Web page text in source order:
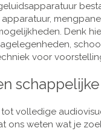
Denk
voor
volledige
ons weten wat je